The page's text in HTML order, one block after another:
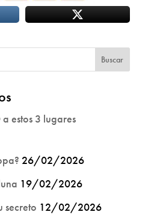
estos 3 lugares
26/02/2026
19/02/2026
secreto 12/02/2026